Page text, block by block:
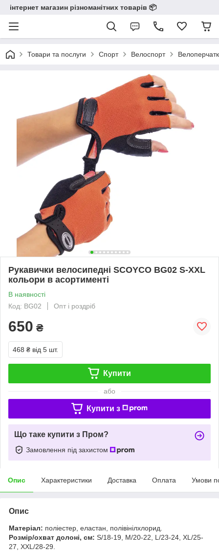
інтернет магазин різноманітних товарів 📦️️️️️️
Товари та послуги Спорт Велоспорт
Рукавички велосипедні SCOYCO BG02 S-XXL
кольори в асортименті
В наявності
Код: BG02
Опт і роздріб
650 ₴
468 ₴ від 5 шт.
Купити
або
Купити з
Що таке купити з Пром?
Замовлення під захистом
Опис Характеристики Доставка Оплата Умови
Опис
Матеріал: поліестер, еластан, полівінілхлорид.
Розмір/охват долоні, см: S/18-19, M/20-22, L/23-24, XL/25-
27, XXL/28-29.